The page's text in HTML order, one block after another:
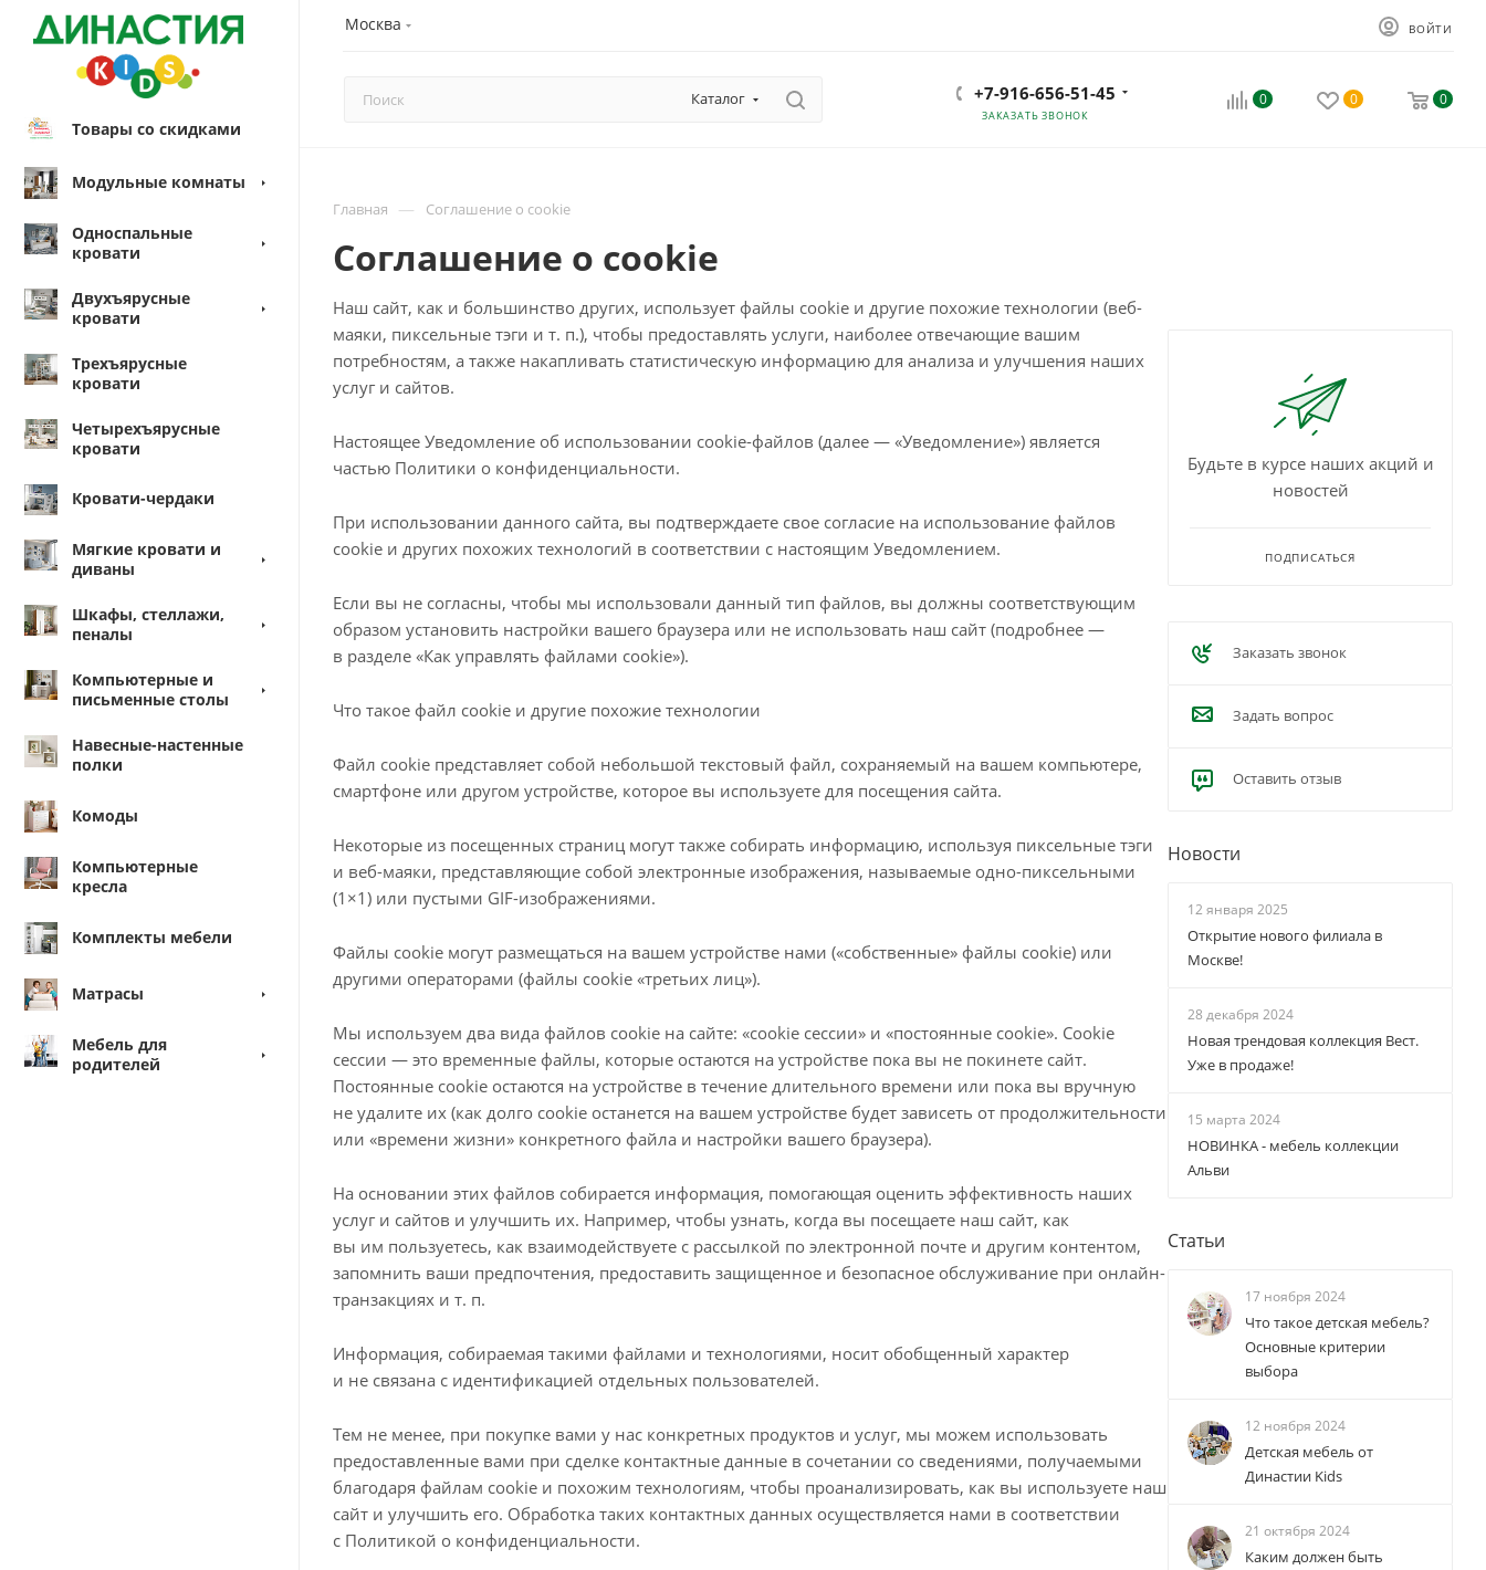
Москва ВОЙТИ
Каталог +7-916-656-51-45
ЗАКАЗАТЬ ЗВОНОК
0 0 0
Товары со скидками
Модульные комнаты
Односпальные
кровати
Двухъярусные
кровати
Трехъярусные
кровати
Четырехъярусные
кровати
Кровати-чердаки
Мягкие кровати и
диваны
Шкафы, стеллажи,
пеналы
Компьютерные и
письменные столы
Навесные-настенные
полки
Комоды
Компьютерные
кресла
Комплекты мебели
Матрасы
Мебель для
родителей
Главная — Соглашение о cookie
Соглашение о cookie
Наш сайт, как и большинство других, использует файлы cookie и другие похожие технологии (веб-
маяки, пиксельные тэги и т. п.), чтобы предоставлять услуги, наиболее отвечающие вашим
потребностям, а также накапливать статистическую информацию для анализа и улучшения наших
услуг и сайтов.
Настоящее Уведомление об использовании cookie-файлов (далее — «Уведомление») является
частью Политики о конфиденциальности.
При использовании данного сайта, вы подтверждаете свое согласие на использование файлов
cookie и других похожих технологий в соответствии с настоящим Уведомлением.
Если вы не согласны, чтобы мы использовали данный тип файлов, вы должны соответствующим
образом установить настройки вашего браузера или не использовать наш сайт (подробнее —
в разделе «Как управлять файлами cookie»).
Что такое файл cookie и другие похожие технологии
Файл cookie представляет собой небольшой текстовый файл, сохраняемый на вашем компьютере,
смартфоне или другом устройстве, которое вы используете для посещения сайта.
Некоторые из посещенных страниц могут также собирать информацию, используя пиксельные тэги
и веб-маяки, представляющие собой электронные изображения, называемые одно-пиксельными
(1×1) или пустыми GIF-изображениями.
Файлы cookie могут размещаться на вашем устройстве нами («собственные» файлы cookie) или
другими операторами (файлы cookie «третьих лиц»).
Мы используем два вида файлов cookie на сайте: «cookie сессии» и «постоянные cookie». Cookie
сессии — это временные файлы, которые остаются на устройстве пока вы не покинете сайт.
Постоянные cookie остаются на устройстве в течение длительного времени или пока вы вручную
не удалите их (как долго cookie останется на вашем устройстве будет зависеть от продолжительности
или «времени жизни» конкретного файла и настройки вашего браузера).
На основании этих файлов собирается информация, помогающая оценить эффективность наших
услуг и сайтов и улучшить их. Например, чтобы узнать, когда вы посещаете наш сайт, как
вы им пользуетесь, как взаимодействуете с рассылкой по электронной почте и другим контентом,
запомнить ваши предпочтения, предоставить защищенное и безопасное обслуживание при онлайн-
транзакциях и т. п.
Информация, собираемая такими файлами и технологиями, носит обобщенный характер
и не связана с идентификацией отдельных пользователей.
Тем не менее, при покупке вами у нас конкретных продуктов и услуг, мы можем использовать
предоставленные вами при сделке контактные данные в сочетании со сведениями, получаемыми
благодаря файлам cookie и похожим технологиям, чтобы проанализировать, как вы используете наш
сайт и улучшить его. Обработка таких контактных данных осуществляется нами в соответствии
с Политикой о конфиденциальности.
Будьте в курсе наших акций и
новостей
ПОДПИСАТЬСЯ
Заказать звонок
Задать вопрос
Оставить отзыв
Новости
12 января 2025
Открытие нового филиала в
Москве!
28 декабря 2024
Новая трендовая коллекция Вест.
Уже в продаже!
15 марта 2024
НОВИНКА - мебель коллекции
Альви
Статьи
17 ноября 2024
Что такое детская мебель?
Основные критерии
выбора
12 ноября 2024
Детская мебель от
Династии Kids
21 октября 2024
Каким должен быть